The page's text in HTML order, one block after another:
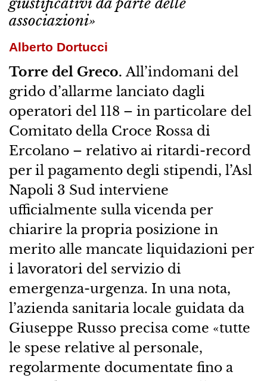
giustificativi da parte delle
associazioni»
Alberto Dortucci
Torre del Greco.All’indomani del
grido d’allarme lanciato dagli
operatori del 118 – in particolare del
Comitato della Croce Rossa di
Ercolano – relativo ai ritardi-record
per il pagamento degli stipendi, l’Asl
Napoli 3 Sud interviene
ufficialmente sulla vicenda per
chiarire la propria posizione in
merito alle mancate liquidazioni per
i lavoratori del servizio di
emergenza-urgenza. In una nota,
l’azienda sanitaria locale guidata da
Giuseppe Russo precisa come «tutte
le spese relative al personale,
regolarmente documentate fino a